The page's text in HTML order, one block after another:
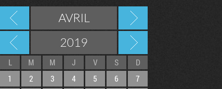
AVRIL
2019
L M M J V S
D
1
2 3 4 5 6
7